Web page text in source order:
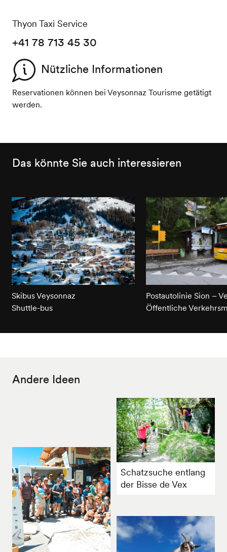
Thyon Taxi Service
+41 78 713 45 30
Nützliche Informationen
Reservationen können bei Veysonnaz Tourisme getätigt
werden.
Das könnte Sie auch interessieren
Skibus Veysonnaz
Shuttle-bus
Postautolinie Sion –
Öffentliche
Andere Ideen
Schatzsuche entlang
der Bisse de Vex